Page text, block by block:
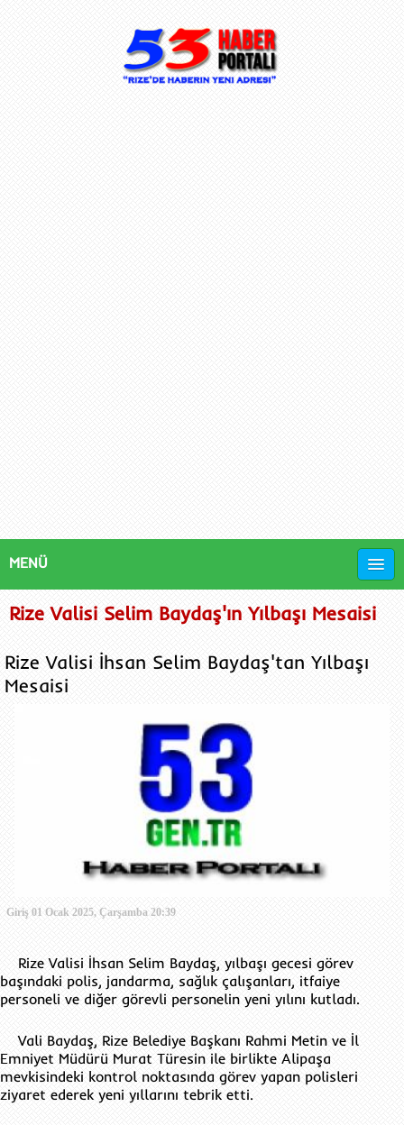
MENÜ
Rize Valisi Selim Baydaş'ın Yılbaşı Mesaisi
Rize Valisi İhsan Selim Baydaş'tan Yılbaşı
Mesaisi
Giriş 01 Ocak 2025, Çarşamba 20:39
Rize Valisi İhsan Selim Baydaş, yılbaşı gecesi görev
başındaki polis, jandarma, sağlık çalışanları, itfaiye
personeli ve diğer görevli personelin yeni yılını kutladı.
Vali Baydaş, Rize Belediye Başkanı Rahmi Metin ve İl
Emniyet Müdürü Murat Türesin ile birlikte Alipaşa
mevkisindeki kontrol noktasında görev yapan polisleri
ziyaret ederek yeni yıllarını tebrik etti.